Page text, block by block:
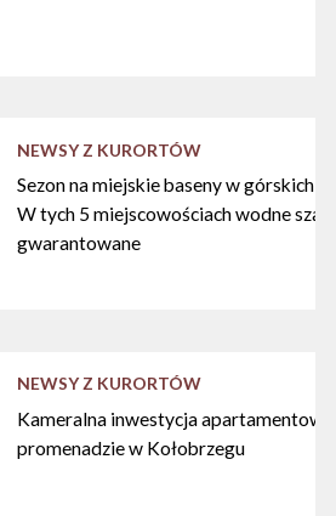
NEWSY Z KURORTÓW
Sezon na miejskie baseny w górskich
W tych 5 miejscowościach wodne
gwarantowane
NEWSY Z KURORTÓW
Kameralna inwestycja
promenadzie w Kołobrzegu